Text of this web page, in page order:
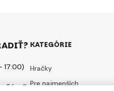
17:00)
8 hodín
KATEGÓRIE
Hračky
Pre najmenších